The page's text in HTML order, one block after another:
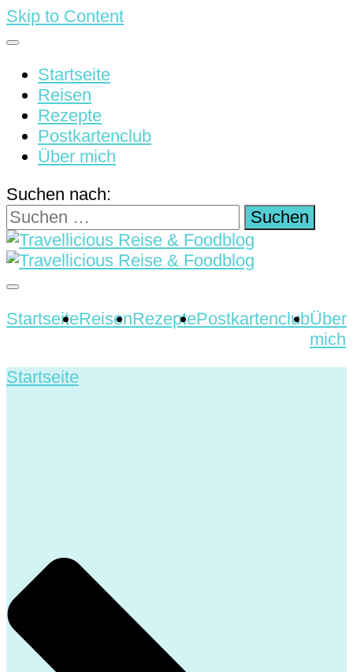
Skip to Content
Startseite
Reisen
Rezepte
Postkartenclub
Über mich
Suchen nach:
Travellicious Reise &
StartseiteReisenRezeptePostkartenclubÜber
mich
Startseite